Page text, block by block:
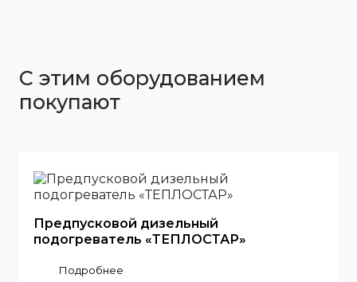
С этим оборудованием
покупают
Предпусковой дизельный
подогреватель «ТЕПЛОСТАР»
Подробнее